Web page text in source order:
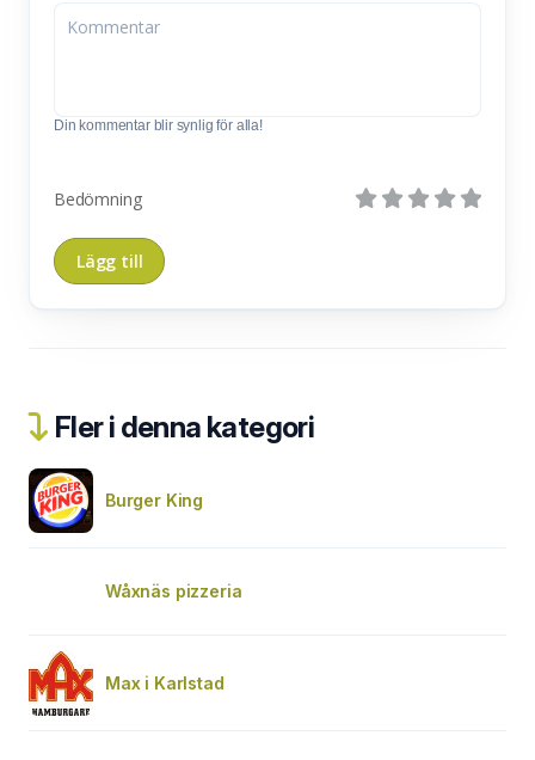
Din kommentar blir synlig för alla!
Bedömning
Fler i denna kategori
Burger King
Wåxnäs pizzeria
Max i Karlstad